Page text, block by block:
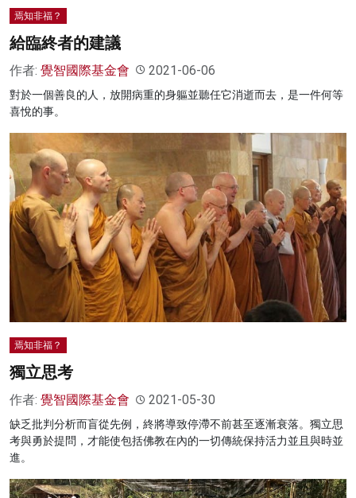
焉知非福？
給臨終者的建議
作者: 覺智國際基金會 2021-06-06
對於一個善良的人，放開病重的身軀並聽任它消逝而去，是一件何等
喜悅的事。
焉知非福？
獨立思考
作者: 覺智國際基金會 2021-05-30
缺乏批判分析而盲從先例，終將導致停滯不前甚至逐漸衰落。獨立思
考與勇於提問，才能使包括佛教在內的一切傳統保持活力並且與時並
進。